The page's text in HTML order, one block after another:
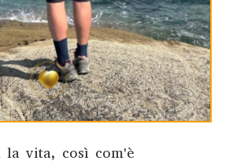
la vita, così com'è